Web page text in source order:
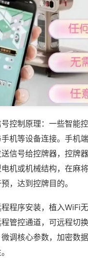
控制原理：一些智能
机等设备连接。手机
信号给控牌器，控牌
机或机械结构，在麻
，达到控牌目的。
程序安装，植入WiFi无
管控通道，可远程切
调核心参数，加密数